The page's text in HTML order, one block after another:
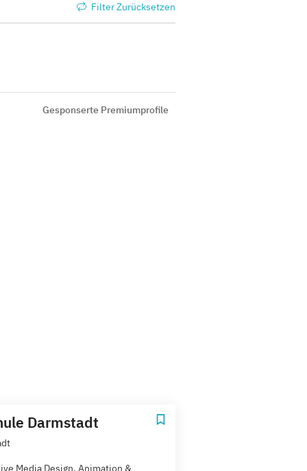
Filter Zurücksetzen
Gesponserte Premiumprofile
Darmstadt
Media Design, Animation &